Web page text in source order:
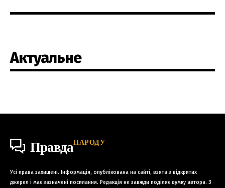
Актуальне
ПравдаНАРОДУ
Усі права захищені. Інформація, опублікована на сайті, взята з відкритих
джерел і має зазначені посилання. Редакція не завжди поділяє думку автора. З